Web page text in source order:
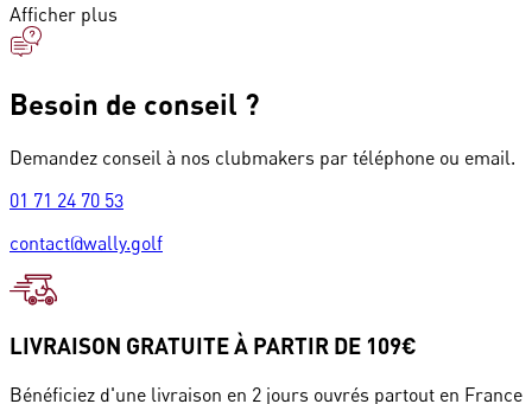
Afficher plus
Besoin de conseil ?
Demandez conseil à nos clubmakers par téléphone ou email.
01 71 24 70 53
contact@wally.golf
LIVRAISON GRATUITE À PARTIR DE 109€
Bénéficiez d'une livraison en 2 jours ouvrés partout en France